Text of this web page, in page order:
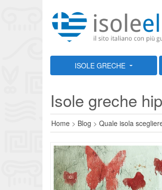
ISOLE GRECHE
Isole greche
Home > Blog > Quale isola